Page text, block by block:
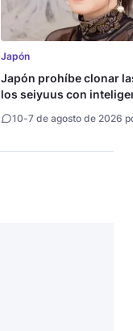
Japón
Japón prohíbe clonar
los seiyuus con
10-7 de agosto de 2026